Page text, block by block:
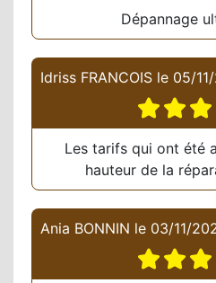
Dépannage
Idriss FRANCOIS le 05/
Les tarifs qui ont été
hauteur de la
Ania BONNIN le 03/11/